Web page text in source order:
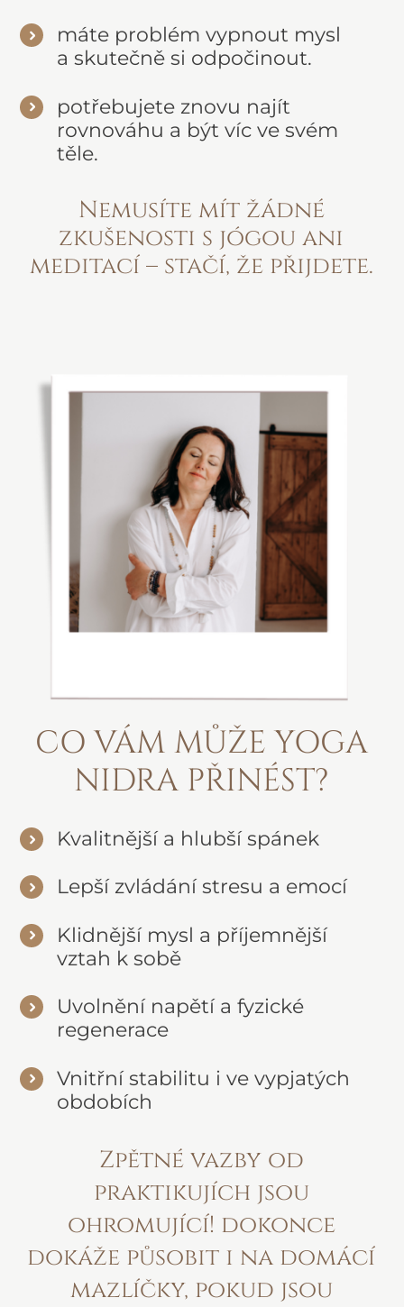
máte problém vypnout mysl
a skutečně si odpočinout.
potřebujete znovu najít
rovnováhu a být víc ve svém
těle.
Nemusíte mít žádné
zkušenosti s jógou ani
meditací – stačí, že přijdete.
CO VÁM MŮŽE YOGA
NIDRA PŘINÉST?
Kvalitnější a hlubší spánek
Lepší zvládání stresu a emocí
Klidnější mysl a příjemnější
vztah k sobě
Uvolnění napětí a fyzické
regenerace
Vnitřní stabilitu i ve vypjatých
obdobích
Zpětné vazby od
praktikujích jsou
ohromující! dokonce
dokáže působit i na domácí
mazlíčky, pokud jsou